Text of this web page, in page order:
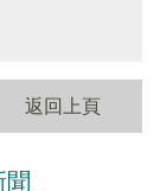
返回上頁
聞